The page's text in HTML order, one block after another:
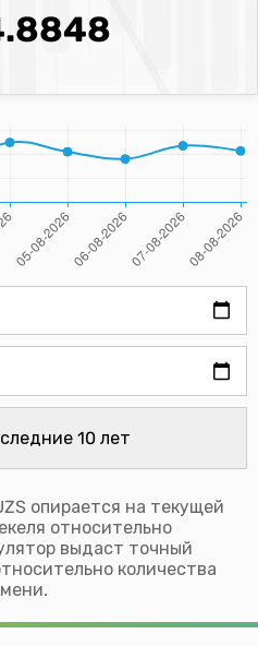
опирается на текущей
относительно
выдаст точный
количества